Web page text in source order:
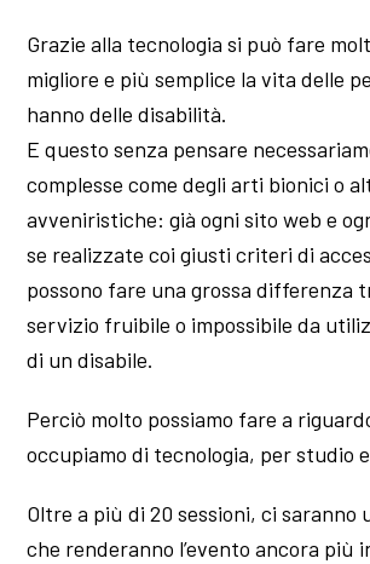
Grazie alla tecnologia si può fare
migliore e più semplice la vita delle
hanno delle disabilità.
E questo senza pensare
complesse come degli arti bionici o
avveniristiche: già ogni sito web e
se realizzate coi giusti criteri di
possono fare una grossa differenza
servizio fruibile o impossibile da
di un disabile.
Perciò molto possiamo fare a
occupiamo di tecnologia, per studio
Oltre a più di 20 sessioni, ci
che renderanno l’evento ancora più